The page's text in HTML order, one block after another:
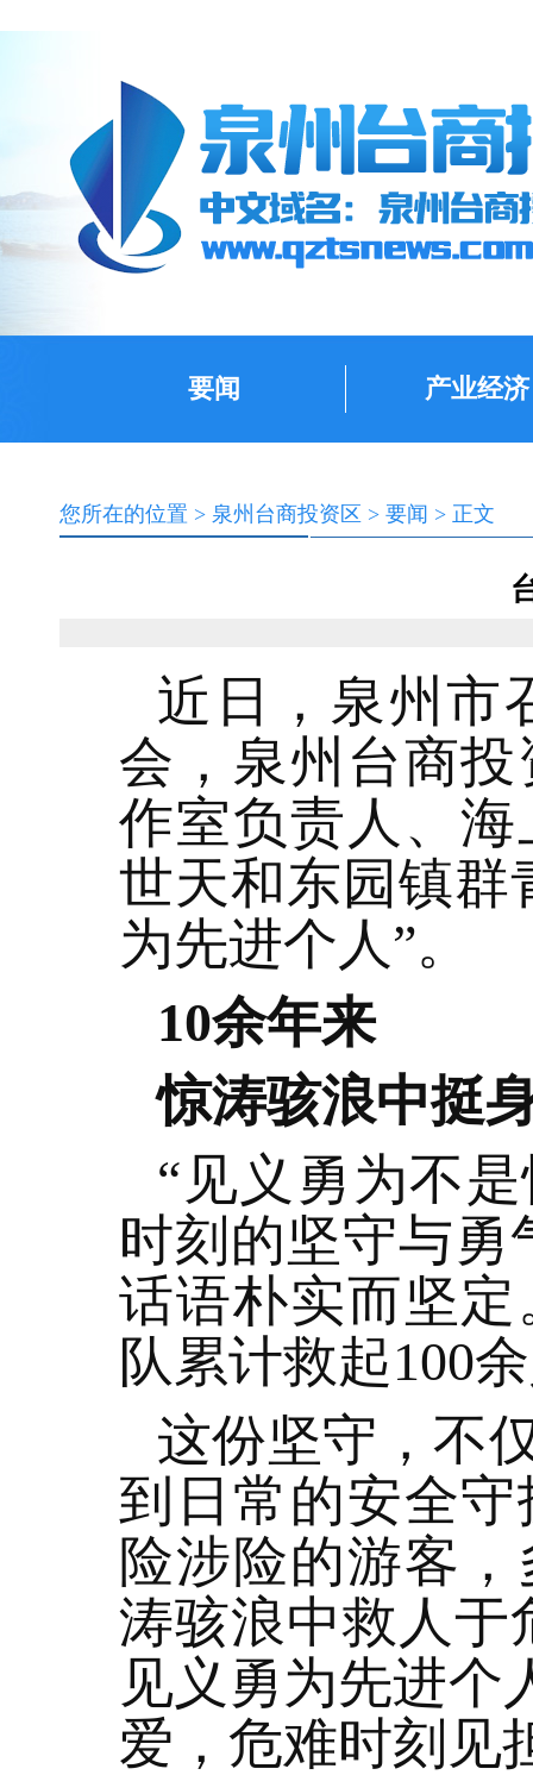
要闻 产业经济
您所在的位置 > 泉州台商投资区 > 要闻 > 正文
近日，泉州市
会，泉州台商
作室负责人、
世天和东园镇群
为先进个人”。
10余年来
惊涛骇浪中挺
“见义勇为不
时刻的坚守与勇
话语朴实而坚
队累计救起100
这份坚守，不
到日常的安全
险涉险的游客
涛骇浪中救人于
见义勇为先进个
爱，危难时刻见